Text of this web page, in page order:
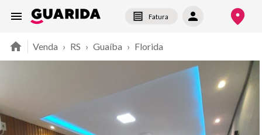
Fatura
Venda › RS › Guaíba › Florida